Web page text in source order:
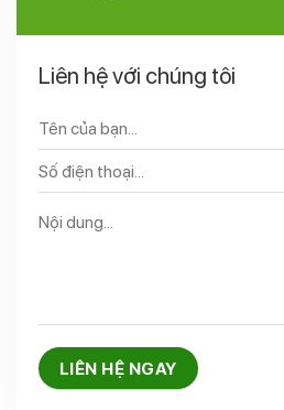
Liên hệ với chúng tôi